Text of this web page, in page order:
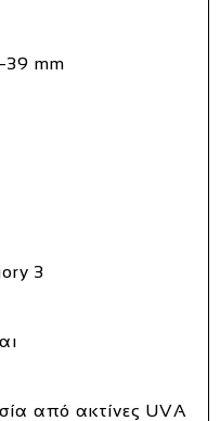
mm
3
από ακτίνες UVA